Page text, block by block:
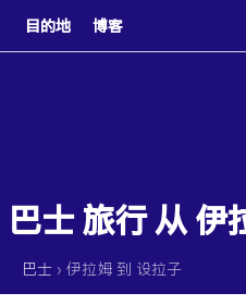
目的地 博客
巴士 旅行 从 伊
巴士 › 伊拉姆 到 设拉子